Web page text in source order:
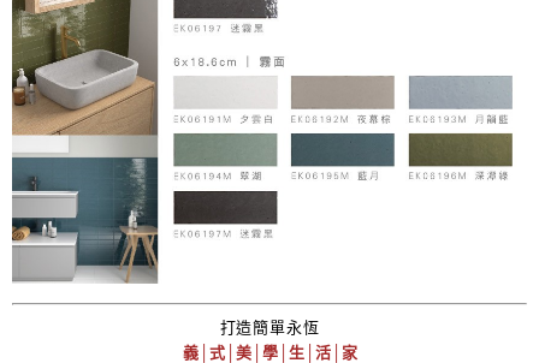
打造簡單永恆
義│式│美│學│生│活│家